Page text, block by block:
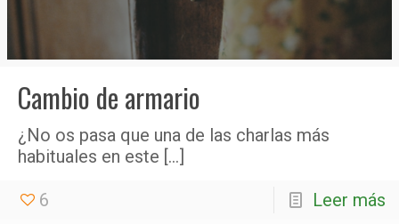
Cambio de armario
¿No os pasa que una de las charlas más
habituales en este […]
6 Leer más